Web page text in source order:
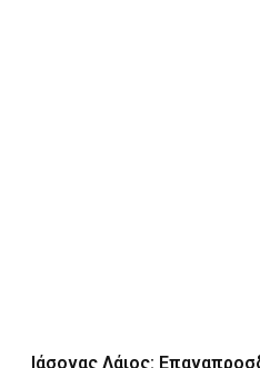
Ιάσονας Λάιος: